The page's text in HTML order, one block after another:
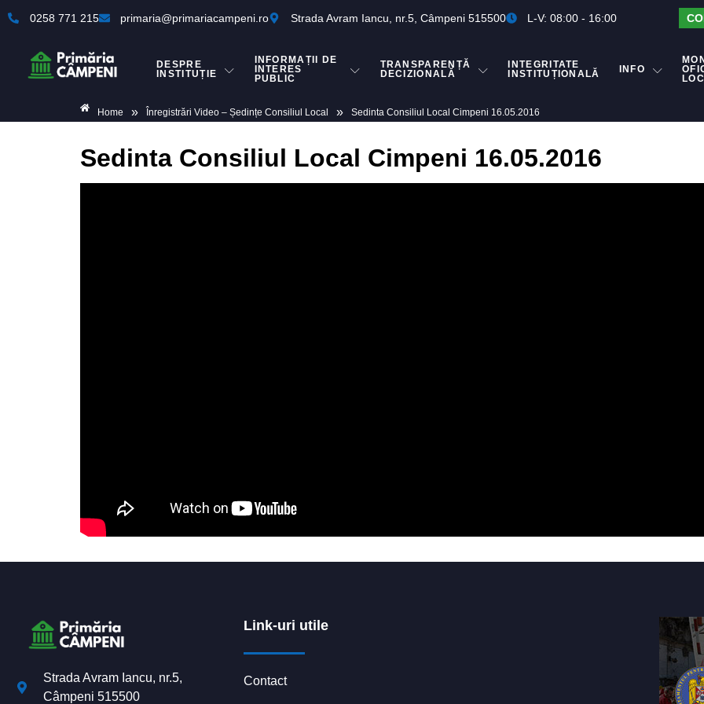
0258 771 215 primaria@primariacampeni.ro Strada Avram Iancu, nr.5, Câmpeni 515500 L-V: 08:00 - 16:00
DESPRE
INSTITUȚIE
INFORMAȚII DE
INTERES
PUBLIC
TRANSPARENȚĂ
DECIZIONALĂ
INTEGRITATE
INSTITUȚIONALĂ
INFO
Home » Înregistrări Video – Ședințe Consiliul Local » Sedinta Consiliul Local Cimpeni 16.05.2016
Sedinta Consiliul Local Cimpeni 16.05.2016
Strada Avram Iancu, nr.5,
Câmpeni 515500
Link-uri utile
Contact